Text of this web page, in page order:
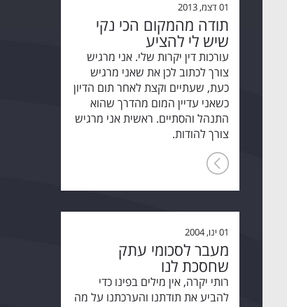
01 דצמ, 2013
תודה מהמקום הכי נקי
שיש לי להציע
עורכות דין יקרות שלי. אני מרגיש
צורך לכתוב לכן את שאני מרגיש
כעת, שעתיים וקצת לאחר תום הדיון
כשאני עדיין המום מהדרך שהוא
התנהל והסתיים. ראשית אני מרגיש
צורך להודות.
01 ינו, 2004
מעבר לסכומי עתק
שחסכת לנו
רותי יקרה, אין מילים בפינו כדי
להביע את תודתנו והערכתנו על מה